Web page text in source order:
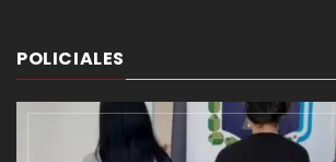
POLICIALES